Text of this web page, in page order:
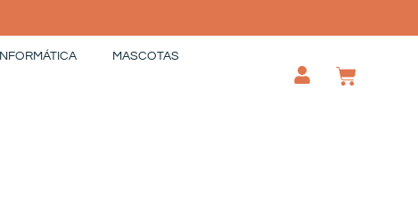
INFORMÁTICA MASCOTAS